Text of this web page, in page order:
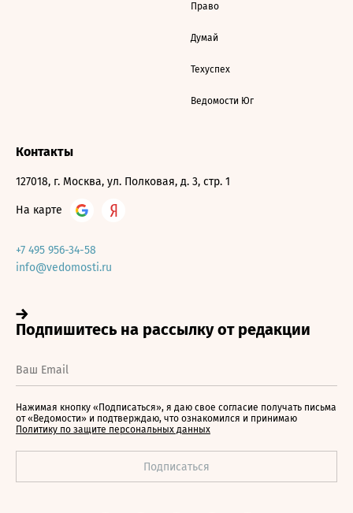
Право
Думай
Техуспех
Ведомости Юг
Контакты
127018, г. Москва, ул. Полковая, д. 3, стр. 1
На карте
+7 495 956-34-58
info@vedomosti.ru
Нажимая кнопку «Подписаться», я даю свое согласие получать письма
от «Ведомости» и подтверждаю, что ознакомился и принимаю
Политику по защите персональных данных